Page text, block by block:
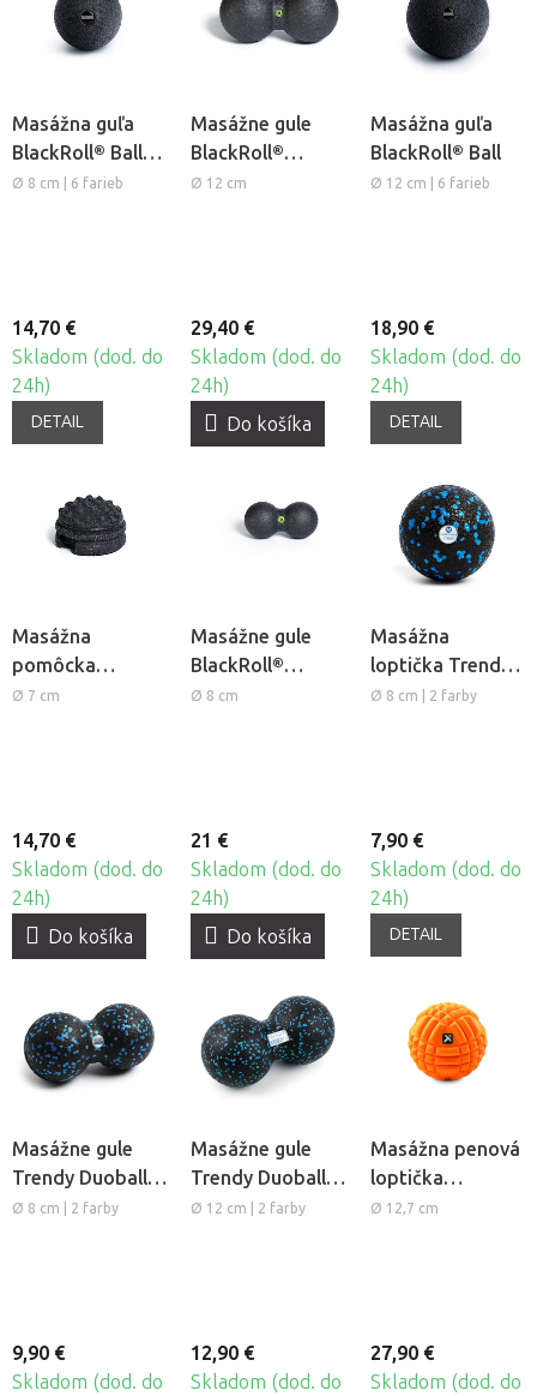
Masážna guľa
BlackRoll® Ball
Mini
Ø 8 cm | 6 farieb
14,70 €
Skladom (dod. do
24h)
DETAIL
Masážne gule
BlackRoll®
DuoBall
Ø 12 cm
29,40 €
Skladom (dod. do
24h)
Do košíka
Masážna guľa
BlackRoll® Ball
Ø 12 cm | 6 farieb
18,90 €
Skladom (dod. do
24h)
DETAIL
Masážna
pomôcka
BlackRoll®
Ø 7 cm
14,70 €
Skladom (dod. do
24h)
Do košíka
Masážne gule
BlackRoll®
DuoBall Mini
Ø 8 cm
21 €
Skladom (dod. do
24h)
Do košíka
Masážna
loptička Trendy
Bola M
Ø 8 cm | 2 farby
7,90 €
Skladom (dod. do
24h)
DETAIL
Masážne gule
Trendy Duoball
Dupla
Ø 8 cm | 2 farby
9,90 €
Skladom (dod. do
Masážne gule
Trendy Duoball
Dupla XL
Ø 12 cm | 2 farby
12,90 €
Skladom (dod. do
Masážna penová
loptička
TriggerPoint
Ø 12,7 cm
27,90 €
Skladom (dod. do